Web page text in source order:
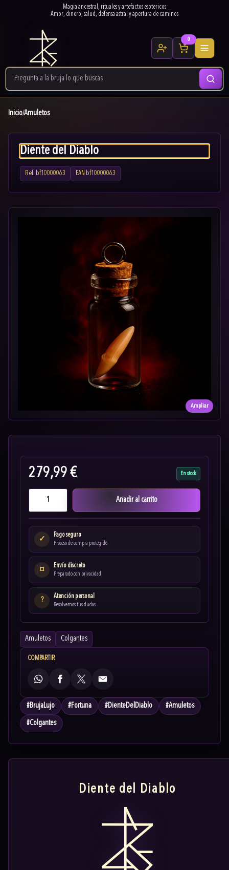
Magia ancestral, rituales y artefactos esotericos
Amor, dinero, salud, defensa astral y apertura de caminos
0
Inicio/Amuletos
Diente del Diablo
Ref. bf10000063 EAN bf10000063
Ampliar
279,99 € En stock
Anadir al carrito
✓
Pago seguro
Proceso de compra protegido
⌑
Envío discreto
Preparado con privacidad
? Atención personal
Resolvemos tus dudas
Amuletos Colgantes
COMPARTIR
WhatsAppFacebook
X Email
#BrujaLujo #Fortuna #DienteDelDiablo #Amuletos
#Colgantes
Diente del Diablo